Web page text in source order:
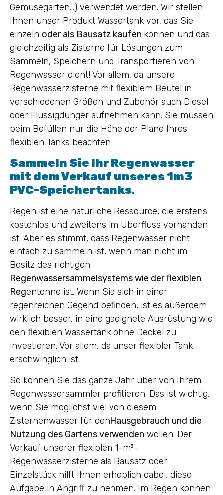
Gemüsegarten…) verwendet werden. Wir stellen
Ihnen unser Produkt Wassertank vor, das Sie
einzeln oder als Bausatz kaufen können und das
gleichzeitig als Zisterne für Lösungen zum
Sammeln, Speichern und Transportieren von
Regenwasser dient! Vor allem, da unsere
Regenwasserzisterne mit flexiblem Beutel in
verschiedenen Größen und Zubehör auch Diesel
oder Flüssigdünger aufnehmen kann. Sie müssen
beim Befüllen nur die Höhe der Plane Ihres
flexiblen Tanks beachten.
Sammeln Sie Ihr Regenwasser
mit dem Verkauf unseres 1m3
PVC-Speichertanks.
Regen ist eine natürliche Ressource, die erstens
kostenlos und zweitens im Überfluss vorhanden
ist. Aber es stimmt, dass Regenwasser nicht
einfach zu sammeln ist, wenn man nicht im
Besitz des richtigen
Regenwassersammelsystems wie der flexiblen
Regentonne ist. Wenn Sie sich in einer
regenreichen Gegend befinden, ist es außerdem
wirklich besser, in eine geeignete Ausrüstung wie
den flexiblen Wassertank ohne Deckel zu
investieren. Vor allem, da unser flexibler Tank
erschwinglich ist.
So können Sie das ganze Jahr über von Ihrem
Regenwassersammler profitieren. Das ist wichtig,
wenn Sie möglichst viel von diesem
Zisternenwasser für denHausgebrauch und die
Nutzung des Gartens verwenden wollen. Der
Verkauf unserer flexiblen 1-m³-
Regenwasserzisterne als Bausatz oder
Einzelstück hilft Ihnen erheblich dabei, diese
Aufgabe in Angriff zu nehmen. Im Regen können